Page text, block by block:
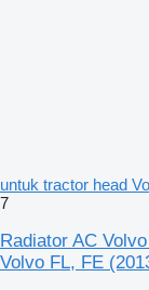
untuk tractor head
7
Radiator AC
Volvo FL, FE